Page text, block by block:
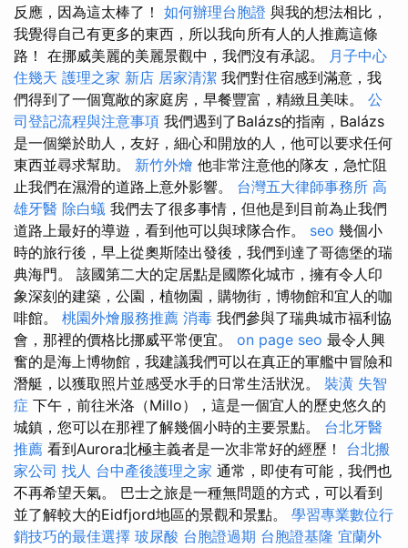
反應，因為這太棒了！ 如何辦理台胞證 與我的想法相比，
我覺得自己有更多的東西，所以我向所有人的人推薦這條
路！ 在挪威美麗的美麗景觀中，我們沒有承認。 月子中心
住幾天 護理之家 新店 居家清潔 我們對住宿感到滿意，我
們得到了一個寬敞的家庭房，早餐豐富，精緻且美味。 公
司登記流程與注意事項 我們遇到了Balázs的指南，Balázs
是一個樂於助人，友好，細心和開放的人，他可以要求任何
東西並尋求幫助。 新竹外燴 他非常注意他的隊友，急忙阻
止我們在濕滑的道路上意外影響。 台灣五大律師事務所 高
雄牙醫 除白蟻 我們去了很多事情，但他是到目前為止我們
道路上最好的導遊，看到他可以與球隊合作。 seo 幾個小
時的旅行後，早上從奧斯陸出發後，我們到達了哥德堡的瑞
典海門。 該國第二大的定居點是國際化城市，擁有令人印
象深刻的建築，公園，植物園，購物街，博物館和宜人的咖
啡館。 桃園外燴服務推薦 消毒 我們參與了瑞典城市福利協
會，那裡的價格比挪威平常便宜。 on page seo 最令人興
奮的是海上博物館，我建議我們可以在真正的軍艦中冒險和
潛艇，以獲取照片並感受水手的日常生活狀況。 裝潢 失智
症 下午，前往米洛（Millo），這是一個宜人的歷史悠久的
城鎮，您可以在那裡了解幾個小時的主要景點。 台北牙醫
推薦 看到Aurora北極主義者是一次非常好的經歷！ 台北搬
家公司 找人 台中產後護理之家 通常，即使有可能，我們也
不再希望天氣。 巴士之旅是一種無問題的方式，可以看到
並了解較大的Eidfjord地區的景觀和景點。 學習專業數位行
銷技巧的最佳選擇 玻尿酸 台胞證過期 台胞證基隆 宜蘭外